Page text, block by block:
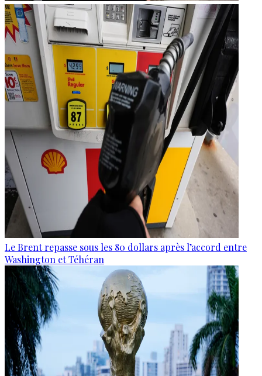
Le Brent repasse sous les 80 dollars après l’accord entre
Washington et Téhéran